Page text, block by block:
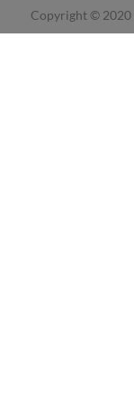
Copyright © 2020